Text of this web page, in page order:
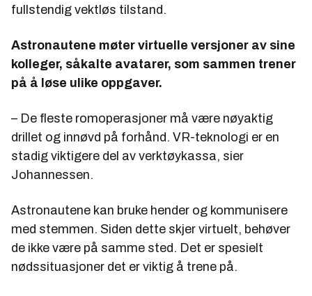
fullstendig vektløs tilstand.
Astronautene møter virtuelle versjoner av sine
kolleger, såkalte avatarer, som sammen trener
på å løse ulike oppgaver.
– De fleste romoperasjoner må være nøyaktig
drillet og innøvd på forhånd. VR-teknologi er en
stadig viktigere del av verktøykassa, sier
Johannessen.
Astronautene kan bruke hender og kommunisere
med stemmen. Siden dette skjer virtuelt, behøver
de ikke være på samme sted. Det er spesielt
nødssituasjoner det er viktig å trene på.